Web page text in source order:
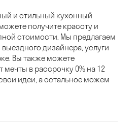
и стильный кухонный
получите красоту и
стоимости. Мы предлагаем
дизайнера, услуги
Вы также можете
мечты в рассрочку 0% на 12
идеи, а остальное можем